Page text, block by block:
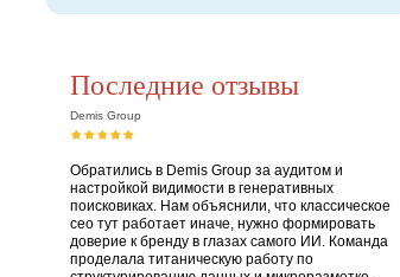
Последние отзывы
Demis Group
Обратились в Demis Group за аудитом и
настройкой видимости в генеративных
поисковиках. Нам объяснили, что классическое
сео тут работает иначе, нужно формировать
доверие к бренду в глазах самого ИИ. Команда
проделала титаническую работу по